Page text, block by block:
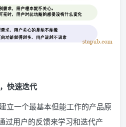
快速迭代
立一个最基本但能工作的产品原
过用户的反馈来学习和迭代产